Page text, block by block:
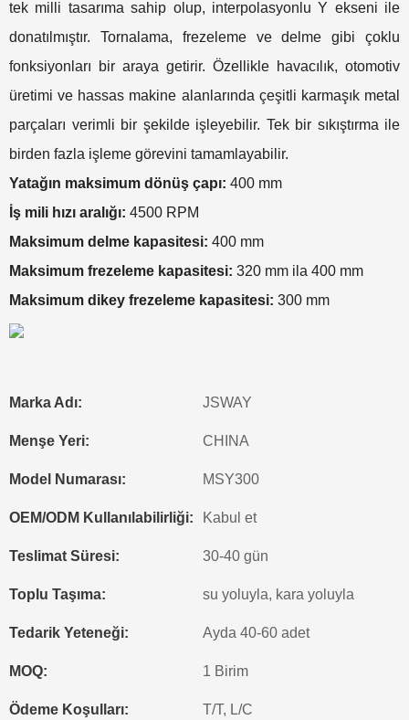
tek milli tasarıma sahip olup, interpolasyonlu Y ekseni ile
donatılmıştır. Tornalama, frezeleme ve delme gibi çoklu
fonksiyonları bir araya getirir. Özellikle havacılık, otomotiv
üretimi ve hassas makine alanlarında çeşitli karmaşık metal
parçaları verimli bir şekilde işleyebilir. Tek bir sıkıştırma ile
birden fazla işleme görevini tamamlayabilir.
Yatağın maksimum dönüş çapı: 400 mm
İş mili hızı aralığı: 4500 RPM
Maksimum delme kapasitesi: 400 mm
Maksimum frezeleme kapasitesi: 320 mm ila 400 mm
Maksimum dikey frezeleme kapasitesi: 300 mm
Marka Adı: JSWAY
Menşe Yeri: CHINA
Model Numarası: MSY300
OEM/ODM Kullanılabilirliği: Kabul et
Teslimat Süresi: 30-40 gün
Toplu Taşıma: su yoluyla, kara yoluyla
Tedarik Yeteneği: Ayda 40-60 adet
MOQ: 1 Birim
Ödeme Koşulları: T/T, L/C